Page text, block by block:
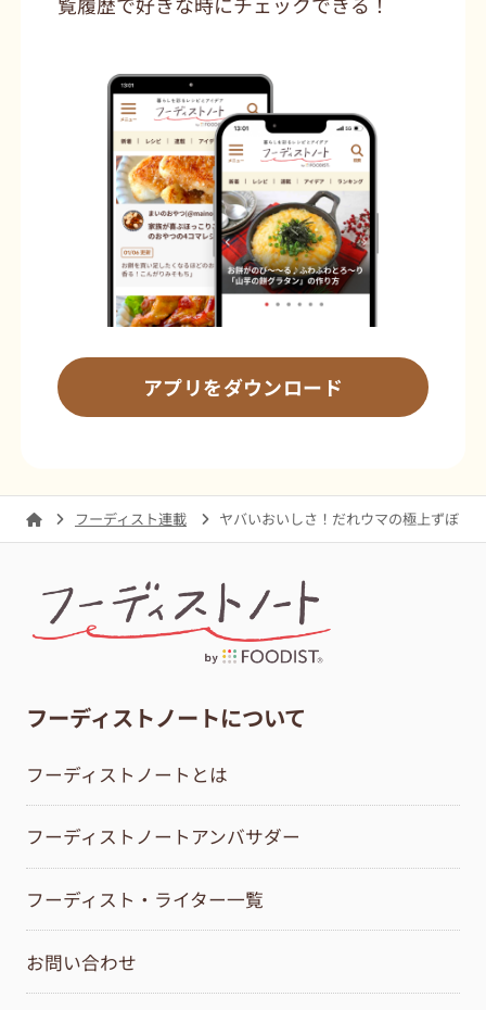
アプリをダウンロード
フーディスト連載 ヤバいおいしさ！だれウマの極上ずぼら
フーディストノートについて
フーディストノートとは
フーディストノートアンバサダー
フーディスト・ライター一覧
お問い合わせ